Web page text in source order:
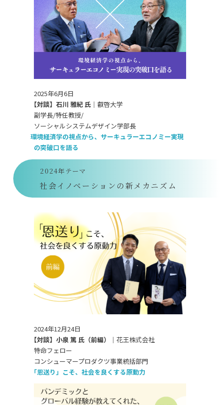
2025年6月6日
【対談】石川 雅紀 氏｜叡啓大学
副学長/特任教授/
ソーシャルシステムデザイン学部長
環境経済学の視点から、サーキュラーエコノミー実現
の突破口を語る
2024年テーマ
社会イノベーションの新メカニズム
2024年12月24日
【対談】小泉 篤 氏（前編）｜花王株式会社
特命フェロー
コンシューマープロダクツ事業統括部門
「恩送り」こそ、社会を良くする原動力